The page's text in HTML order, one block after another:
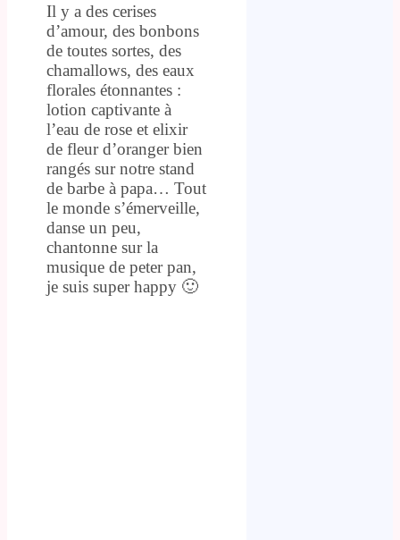
Il y a des cerises
d’amour, des bonbons
de toutes sortes, des
chamallows, des eaux
florales étonnantes :
lotion captivante à
l’eau de rose et elixir
de fleur d’oranger bien
rangés sur notre stand
de barbe à papa… Tout
le monde s’émerveille,
danse un peu,
chantonne sur la
musique de peter pan,
je suis super happy 🙂